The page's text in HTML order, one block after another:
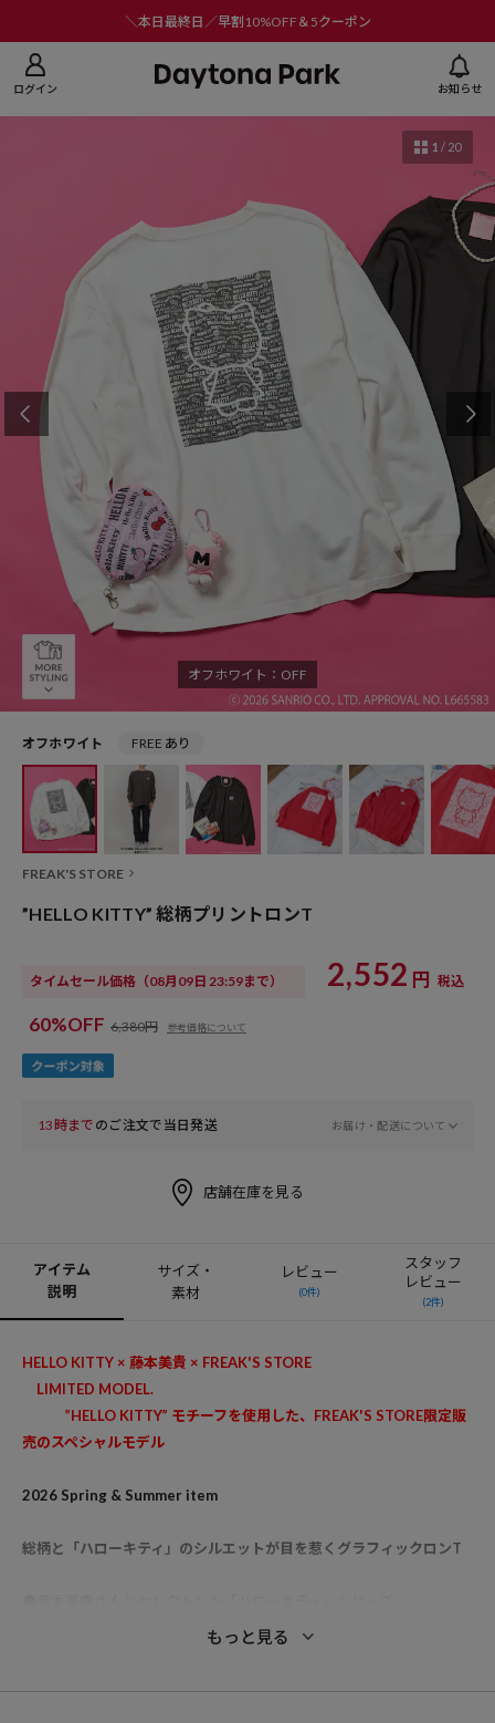
＼本日最終日／早割10%OFF＆5クーポン
ログイン お知らせ
オフホワイト：OFF
1 / 20
オフホワイト FREE あり
FREAK'S STORE
”HELLO KITTY” 総柄プリントロンT
タイムセール価格 （08月09日 23:59まで） 2,552 円 税込
60%OFF 6,380円 参考価格について
13時まで のご注文で当日発送 お届け・配送について
店舗在庫を見る
アイテム
説明
サイズ・
素材
レビュー
(0件)
スタッフ
レビュー
(2件)
HELLO KITTY × 藤本美貴 × FREAK'S STORE
LIMITED MODEL.
”HELLO KITTY” モチーフを使用した、FREAK'S STORE限定販
売のスペシャルモデル
2026 Spring & Summer item
総柄と「ハローキティ」のシルエットが目を惹くグラフィックロンT
●キャッチーな「ハローキティ」がバックプリントで目を惹く一枚
もっと見る